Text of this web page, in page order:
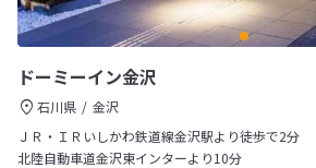
ドーミーイン金沢
石川県
金沢
ＪＲ・ＩＲいしかわ鉄道線金沢駅より徒歩で2分
北陸自動車道金沢東インターより10分